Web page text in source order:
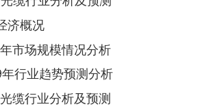
济概况
市场规模情况分析
行业趋势预测分析
缆行业分析及预测